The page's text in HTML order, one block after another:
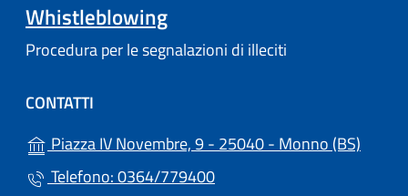
Whistleblowing
Procedura per le segnalazioni di illeciti
CONTATTI
Piazza IV Novembre, 9 - 25040 - Monno (BS)
Telefono: 0364/779400